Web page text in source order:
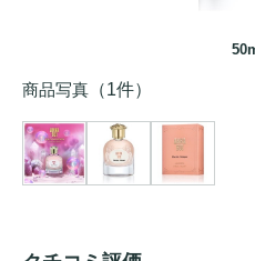
商品写真 （1件）